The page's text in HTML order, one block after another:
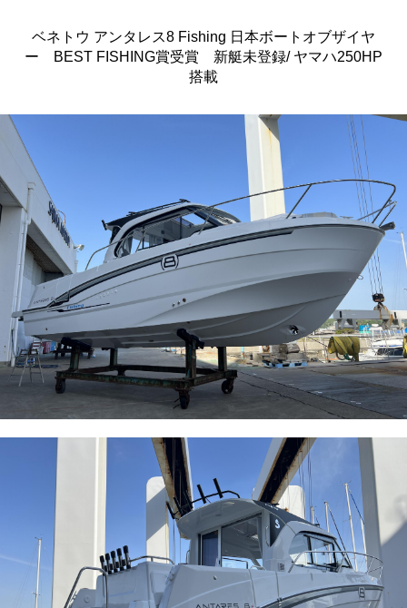
ベネトウ アンタレス8 Fishing 日本ボートオブザイヤ
ー BEST FISHING賞受賞 新艇未登録/ ヤマハ250HP
搭載